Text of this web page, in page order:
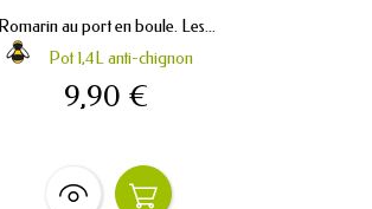
Romarin au port en boule. Les...
Pot 1,4L anti-chignon
9,90 €